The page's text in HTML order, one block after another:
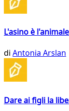
L'asino è
di Antonia Arslan
Dare ai figli la